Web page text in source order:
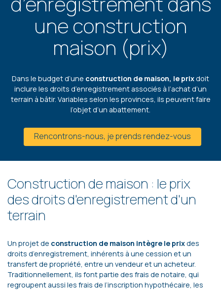
une construction
maison (prix)
Dans le budget d’une construction de maison, le prixdoit
inclure les droits d’enregistrement associés à l’achat d’un
terrain à bâtir. Variables selon les provinces, ils peuvent faire
l’objet d’un abattement.
Rencontrons-nous, je prends rendez-vous
Construction de maison : le prix
des droits d'enregistrement d'un
terrain
Un projet de construction de maison intègre le prixdes
droits d’enregistrement, inhérents à une cession et un
transfert de propriété, entre un vendeur et un acheteur.
Traditionnellement, ils font partie des frais de notaire, qui
regroupent aussi les frais de l’inscription hypothécaire, les